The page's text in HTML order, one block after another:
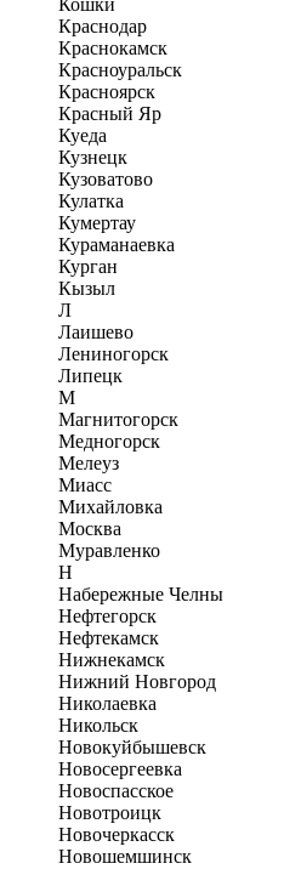
Кошки
Краснодар
Краснокамск
Красноуральск
Красноярск
Красный Яр
Куеда
Кузнецк
Кузоватово
Кулатка
Кумертау
Кураманаевка
Курган
Кызыл
Л
Лаишево
Лениногорск
Липецк
М
Магнитогорск
Медногорск
Мелеуз
Миасс
Михайловка
Москва
Муравленко
Н
Набережные Челны
Нефтегорск
Нефтекамск
Нижнекамск
Нижний Новгород
Николаевка
Никольск
Новокуйбышевск
Новосергеевка
Новоспасское
Новотроицк
Новочеркасск
Новошемшинск